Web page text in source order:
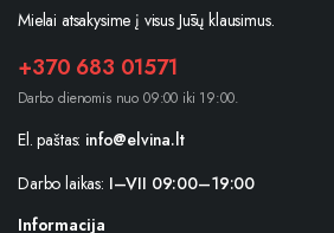
Mielai atsakysime į visus Jūsų klausimus.
+370 683 01571
Darbo dienomis nuo 09:00 iki 19:00.
El. paštas: info@elvina.lt
Darbo laikas: I–VII 09:00–19:00
Informacija